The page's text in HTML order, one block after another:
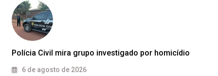
Polícia Civil mira grupo investigado por homicídio
6 de agosto de 2026